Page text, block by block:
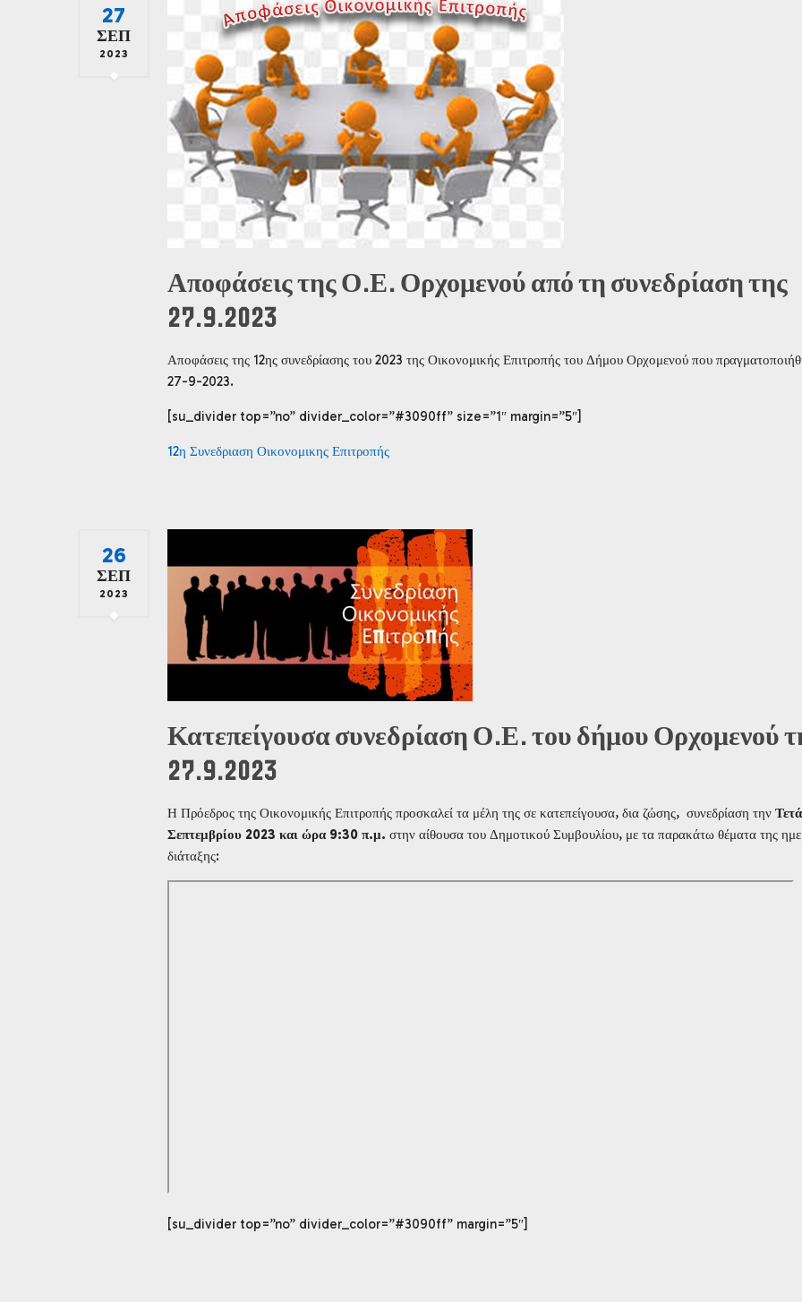
27
ΣΕΠ
2023
Αποφάσεις της Ο.Ε. Ορχομενού από τη συνεδρίαση της
27.9.2023
Αποφάσεις της 12ης συνεδρίασης του 2023 της Οικονομικής Επιτροπής του Δήμου Ορχομενού που
27-9-2023.
[su_divider top=”no” divider_color=”#3090ff” size=”1″ margin=”5″]
12η Συνεδριαση Οικονομικης Επιτροπής
26
ΣΕΠ
2023
Κατεπείγουσα συνεδρίαση Ο.Ε. του δήμου Ορχομενού
27.9.2023
Η Πρόεδρος της Οικονομικής Επιτροπής προσκαλεί τα μέλη της σε κατεπείγουσα, δια ζώσης, συνεδρίαση την
Σεπτεμβρίου 2023 και ώρα 9:30 π.μ. στην αίθουσα του Δημοτικού Συμβουλίου, με τα παρακάτω θέματα της
διάταξης:
[su_divider top=”no” divider_color=”#3090ff” margin=”5″]